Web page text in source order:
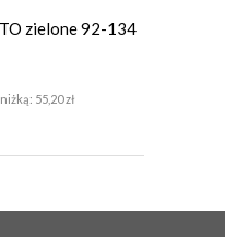
zielone 92-134
55,20 zł